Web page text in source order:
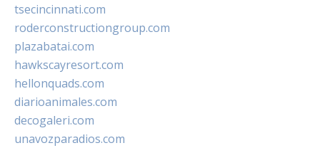
tsecincinnati.com
roderconstructiongroup.com
plazabatai.com
hawkscayresort.com
hellonquads.com
diarioanimales.com
decogaleri.com
unavozparadios.com